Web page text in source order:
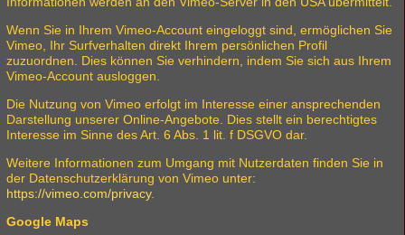
Wenn Sie in Ihrem Vimeo-Account eingeloggt sind, ermöglichen Sie
Vimeo, Ihr Surfverhalten direkt Ihrem persönlichen Profil
zuzuordnen. Dies können Sie verhindern, indem Sie sich aus Ihrem
Vimeo-Account ausloggen.
Die Nutzung von Vimeo erfolgt im Interesse einer ansprechenden
Darstellung unserer Online-Angebote. Dies stellt ein berechtigtes
Interesse im Sinne des Art. 6 Abs. 1 lit. f DSGVO dar.
Weitere Informationen zum Umgang mit Nutzerdaten finden Sie in
der Datenschutzerklärung von Vimeo unter:
https://vimeo.com/privacy.
Google Maps